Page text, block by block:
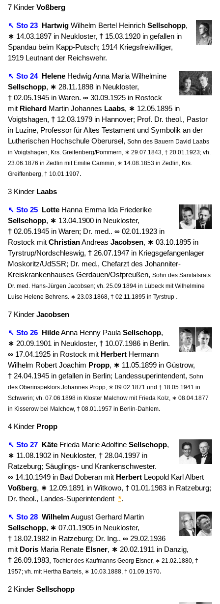
7 Kinder Voßberg
↖ Sto 23 Hartwig Wilhelm Bertel Heinrich Sellschopp,
∗ 14.03.1897 in Neukloster, † 15.03.1920 in gefallen in
Spandau beim Kapp-Putsch; 1914 Kriegsfreiwilliger,
1919 Leutnant der Reichswehr.
↖ Sto 24 Helene Hedwig Anna Maria Wilhelmine
Sellschopp, ∗ 28.11.1898 in Neukloster,
† 02.05.1945 in Waren. ∞ 30.09.1925 in Rostock
mit Richard Martin Johannes Laabs, ∗ 12.05.1895 in
Voigtshagen, † 12.03.1979 in Hannover; Prof. Dr. theol., Pastor
in Luzine, Professor für Altes Testament und Symbolik an der
Lutherischen Hochschule Oberursel, Sohn des Bauern David Laabs
in Voigtshagen, Krs. Greifenberg/Pommern, ∗ 29.07.1843, † 20.01.1923; vh.
23.06.1876 in Zedlin mit Emilie Cammin, ∗ 14.08.1853 in Zedlin, Krs.
Greiffenberg, † 10.01.1907.
3 Kinder Laabs
↖ Sto 25 Lotte Hanna Emma Ida Friederike
Sellschopp, ∗ 13.04.1900 in Neukloster,
† 02.05.1945 in Waren; Dr. med.. ∞ 02.01.1923 in
Rostock mit ChristianAndreas Jacobsen, ∗ 03.10.1895 in
Tyrstrup/Nordschleswig, † 26.07.1947 in Kriegsgefangenlager
Moskoritz/UdSSR; Dr. med., Chefarzt des Johanniter-
Kreiskrankenhauses Gerdauen/Ostpreußen, Sohn des Sanitätsrats
Dr. med. Hans-Jürgen Jacobsen; vh. 25.09.1894 in Lübeck mit Wilhelmine
Luise Helene Behrens. ∗ 23.03.1868, † 02.11.1895 in Tyrstrup .
7 Kinder Jacobsen
↖ Sto 26 HildeAnna Henny Paula Sellschopp,
∗ 20.09.1901 in Neukloster, † 10.07.1986 in Berlin.
∞ 17.04.1925 in Rostock mit Herbert Hermann
Wilhelm Robert Joachim Propp, ∗ 11.05.1899 in Güstrow,
† 24.04.1945 in gefallen in Berlin; Landessuperintendent, Sohn
des Oberinspektors Johannes Propp, ∗ 09.02.1871 und † 18.05.1941 in
Schwerin; vh. 07.06.1898 in Kloster Malchow mit Frieda Kolz, ∗ 08.04.1877
in Kisserow bei Malchow, † 08.01.1957 in Berlin-Dahlem.
4 Kinder Propp
↖ Sto 27 Käte Frieda Marie Adolfine Sellschopp,
∗ 11.08.1902 in Neukloster, † 28.04.1997 in
Ratzeburg; Säuglings- und Krankenschwester.
∞ 14.10.1949 in Bad Doberan mit Herbert Leopold Karl Albert
Voßberg, ∗ 12.09.1891 in Witkowo, † 01.01.1983 in Ratzeburg;
Dr. theol., Landes-Superintendent *.
↖ Sto 28 WilhelmAugust Gerhard Martin
Sellschopp, ∗ 07.01.1905 in Neukloster,
† 18.02.1982 in Ratzeburg; Dr. Ing.. ∞ 29.02.1936
mit Doris Maria Renate Elsner, ∗ 20.02.1911 in Danzig,
† 26.09.1983, Tochter des Kaufmanns Georg Elsner, ∗ 21.02.1880, †
1957; vh. mit Hertha Bartels, ∗ 10.03.1888, † 01.09.1970.
2 Kinder Sellschopp